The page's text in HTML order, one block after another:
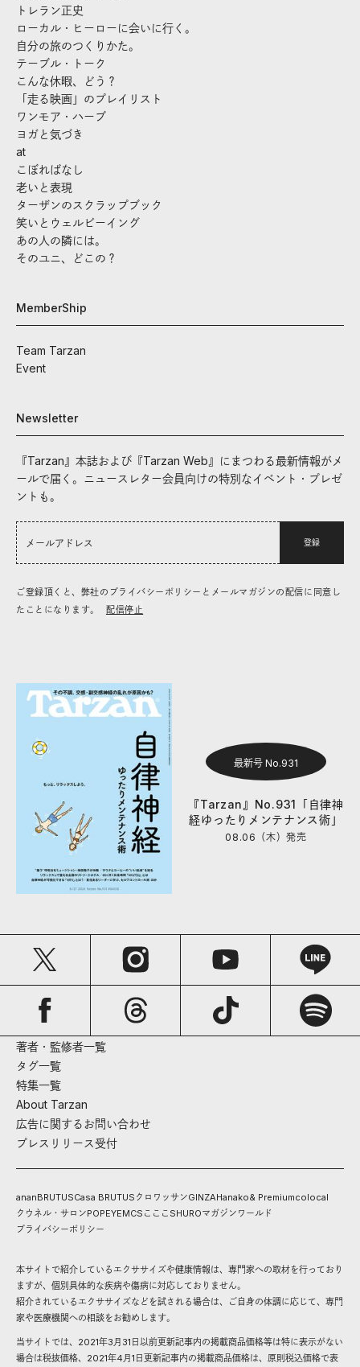
トレラン正史
ローカル・ヒーローに会いに行く。
自分の旅のつくりかた。
テーブル・トーク
こんな休暇、どう？
「走る映画」のプレイリスト
ワンモア・ハーブ
ヨガと気づき
at
こぼればなし
老いと表現
ターザンのスクラップブック
笑いとウェルビーイング
あの人の隣には。
そのユニ、どこの？
MemberShip
Team Tarzan
Event
Newsletter
『Tarzan』本誌および『Tarzan Web』にまつわる最新情報がメ
ールで届く。ニュースレター会員向けの特別なイベント・プレゼ
ントも。
登録
ご登録頂くと、弊社のプライバシーポリシーとメールマガジンの配信に同意し
たことになります。
配信停止
最新号 No.931
『Tarzan』No.931「自律神
経ゆったりメンテナンス術」
08.06（木）発売
著者・監修者一覧
タグ一覧
特集一覧
About Tarzan
広告に関するお問い合わせ
プレスリリース受付
ananBRUTUSCasa BRUTUS クロワッサンGINZAHanako& Premiumcolocal
クウネル・サロンPOPEYEMCS こここ SHUROマガジンワールド
プライバシーポリシー
本サイトで紹介しているエクササイズや健康情報は、専門家への取材を行っており
ますが、個別具体的な疾病や傷病に対応しておりません。
紹介されているエクササイズなどを試される場合は、ご自身の体調に応じて、専門
家や医療機関への相談をお勧めします。
当サイトでは、2021年3月31日以前更新記事内の掲載商品価格等は特に表示がない
場合は税抜価格、2021年4月1日更新記事内の掲載商品価格は、原則税込価格で表